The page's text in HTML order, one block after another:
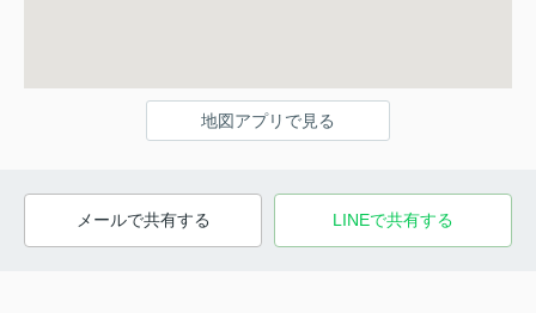
地図アプリで見る
メールで共有する LINEで共有する